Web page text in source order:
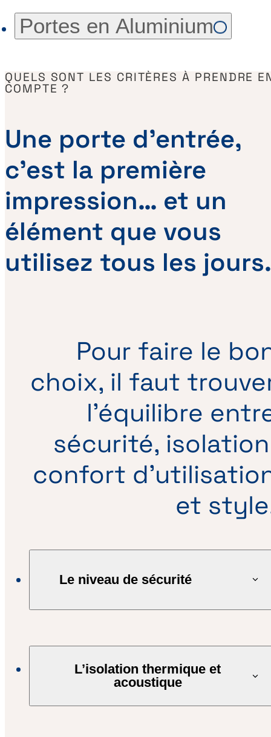
Portes en Aluminium
QUELS SONT LES CRITÈRES À PRENDRE
COMPTE ?
Une porte d’entrée,
c’est la première
impression… et un
élément que vous
utilisez tous les jours.
Pour faire le
choix, il faut
l’équilibre
sécurité,
confort
et
Le niveau de sécurité
L’isolation thermique et
acoustique